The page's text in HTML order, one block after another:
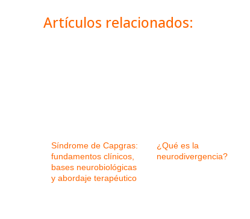
Artículos relacionados:
Síndrome de Capgras:
fundamentos clínicos,
bases neurobiológicas
y abordaje terapéutico
¿Qué es la
neurodivergencia?